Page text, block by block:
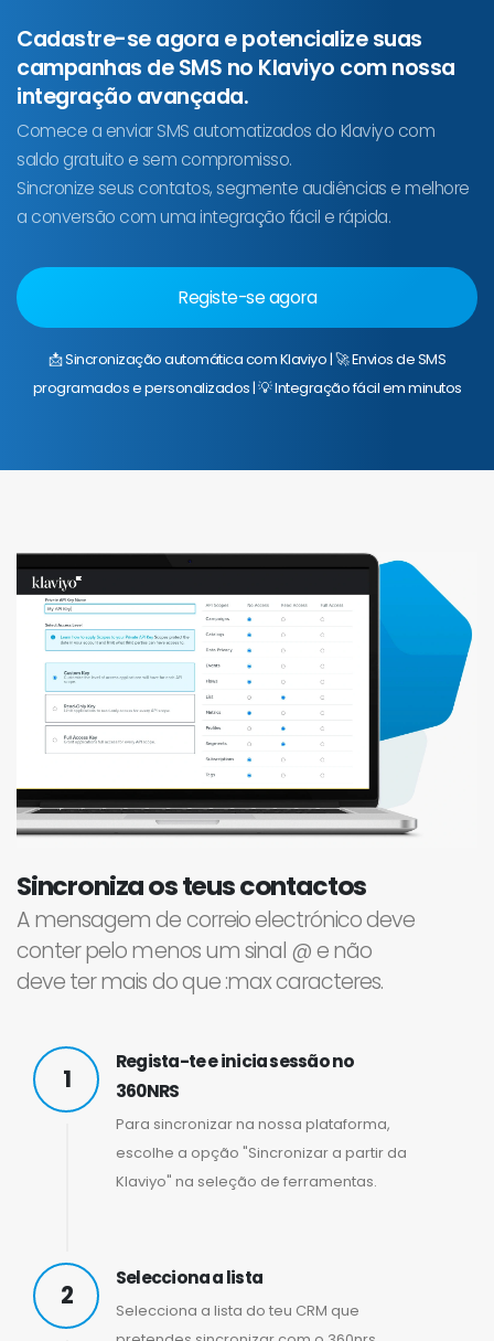
Cadastre-se agora e potencialize suas
campanhas de SMS no Klaviyo com nossa
integração avançada.
Comece a enviar SMS automatizados do Klaviyo com
saldo gratuito e sem compromisso.
Sincronize seus contatos, segmente audiências e melhore
a conversão com uma integração fácil e rápida.
Registe-se agora
📩 Sincronização automática com Klaviyo | 🚀 Envios de SMS
programados e personalizados | 💡 Integração fácil em minutos
Sincroniza os teus contactos
A mensagem de correio electrónico deve
conter pelo menos um sinal @ e não
deve ter mais do que :max caracteres.
1
Regista-te e inicia sessão no
360NRS
Para sincronizar na nossa plataforma,
escolhe a opção "Sincronizar a partir da
Klaviyo" na seleção de ferramentas.
2
Selecciona a lista
Selecciona a lista do teu CRM que